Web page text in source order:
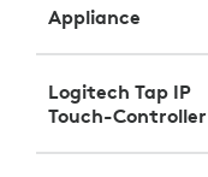
Appliance
Logitech Tap IP
Touch-Controller